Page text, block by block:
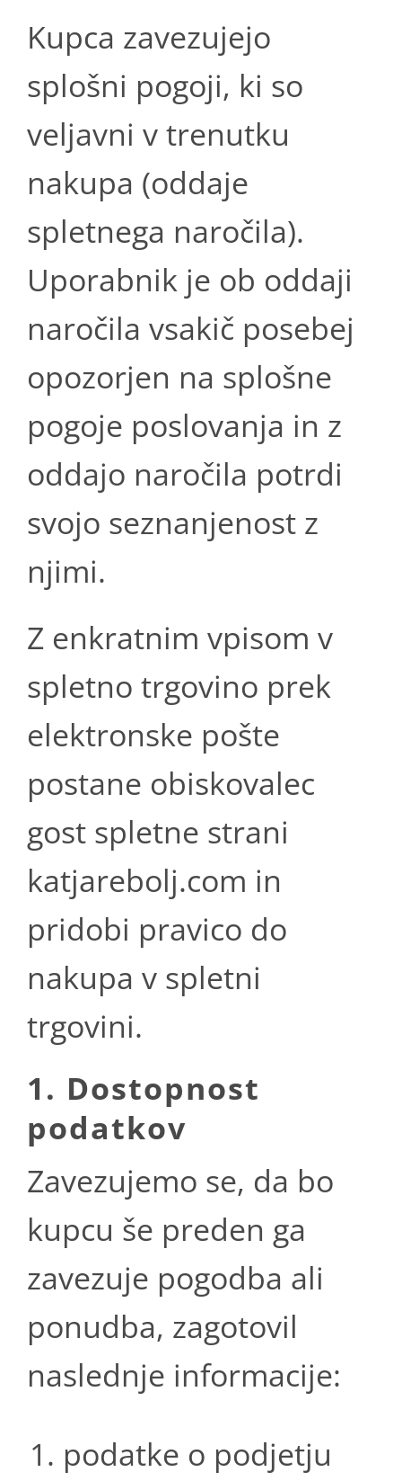
Kupca zavezujejo
splošni pogoji, ki so
veljavni v trenutku
nakupa (oddaje
spletnega naročila).
Uporabnik je ob oddaji
naročila vsakič posebej
opozorjen na splošne
pogoje poslovanja in z
oddajo naročila potrdi
svojo seznanjenost z
njimi.
Z enkratnim vpisom v
spletno trgovino prek
elektronske pošte
postane obiskovalec
gost spletne strani
katjarebolj.com in
pridobi pravico do
nakupa v spletni
trgovini.
1. Dostopnost
podatkov
Zavezujemo se, da bo
kupcu še preden ga
zavezuje pogodba ali
ponudba, zagotovil
naslednje informacije:
podatke o podjetju